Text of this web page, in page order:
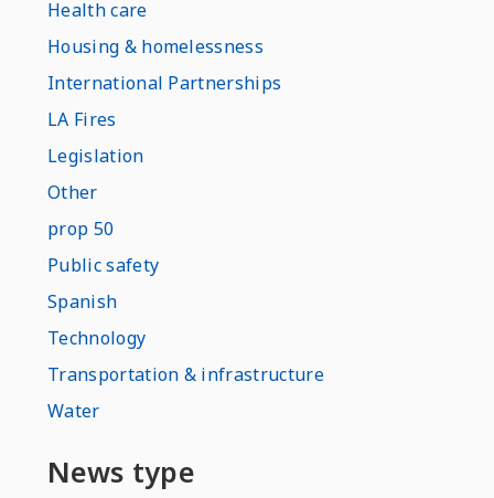
Health care
Housing & homelessness
International Partnerships
LA Fires
Legislation
Other
prop 50
Public safety
Spanish
Technology
Transportation & infrastructure
Water
News type